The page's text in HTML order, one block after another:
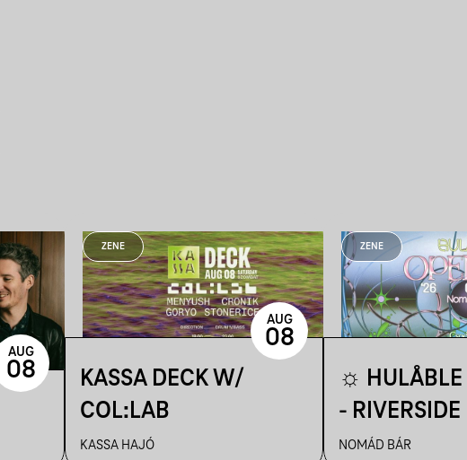
AUG
08
ZENE
KASSA DECK W/
COL:LAB
KASSA HAJÓ
AUG
08
ZENE
☼ HULÅBLE
- RIVERSIDE
☼
NOMÁD BÁR